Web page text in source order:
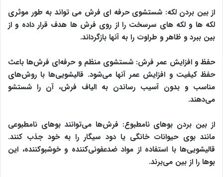
از بین بردن لکه: شستشوی حرفه ای فرش می تواند به طور موثری
لکه ها و لکه های سرسخت را از روی فرش ها هدف قرار داده و از
بین ببرد و ظاهر و طراوت را به آنها بازگرداند.
حفظ و افزایش عمر فرش: شستشوی منظم و حرفه‌ای فرش‌ها باعث
حفظ کیفیت و افزایش عمر آنها می‌شود. قالیشویی‌ها با روش‌های
مناسب و بدون آسیب رساندن به الیاف فرش، آن را شستشو
می‌دهند.
از بین بردن بوهای نامطبوع: فرش‌ها می‌توانند بوهای نامطبوعی
مانند بوی حیوانات خانگی یا دود سیگار را به خود جذب کنند.
قالیشویی‌ها با استفاده از مواد ضدعفونی‌کننده و خوشبوکننده، این
بوها را از بین می‌برند.